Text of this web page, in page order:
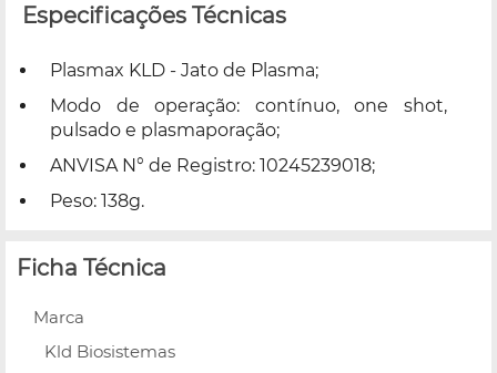
Especificações Técnicas
Plasmax KLD - Jato de Plasma;
Modo de operação: contínuo, one shot,
pulsado e plasmaporação;
ANVISA N° de Registro: 10245239018;
Peso: 138g.
Ficha Técnica
Marca
Kld Biosistemas